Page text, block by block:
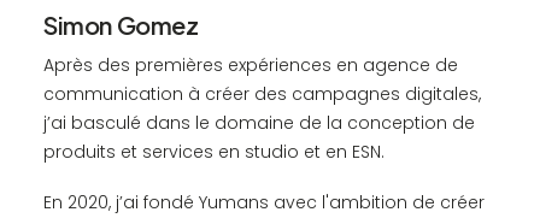
Simon Gomez
Après des premières expériences en agence de
communication à créer des campagnes digitales,
j’ai basculé dans le domaine de la conception de
produits et services en studio et en ESN.
En 2020, j’ai fondé Yumans avec l'ambition de créer